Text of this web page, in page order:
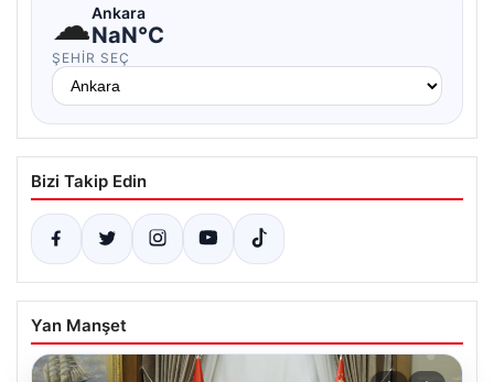
☁Ankara
NaN°C
ŞEHIR SEÇ
Bizi Takip Edin
Yan Manşet